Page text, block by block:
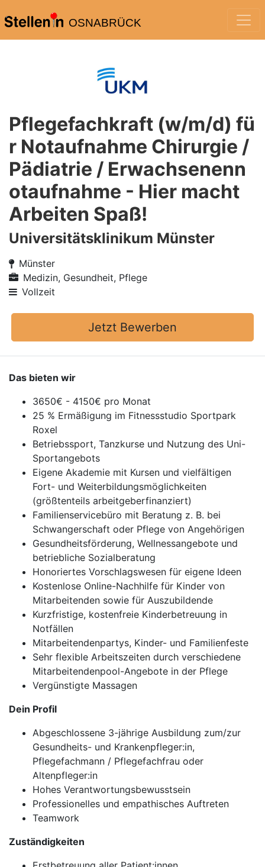
OSNABRÜCK
Pflegefachkraft (w/m/d) fü
r Notaufnahme Chirurgie /
Pädiatrie / Erwachsenenn
otaufnahme - Hier macht
Arbeiten Spaß!
Universitätsklinikum Münster
Münster
Medizin, Gesundheit, Pflege
Vollzeit
Jetzt Bewerben
Das bieten wir
3650€ - 4150€ pro Monat
25 % Ermäßigung im Fitnessstudio Sportpark
Roxel
Betriebssport, Tanzkurse und Nutzung des Uni-
Sportangebots
Eigene Akademie mit Kursen und vielfältigen
Fort- und Weiterbildungsmöglichkeiten
(größtenteils arbeitgeberfinanziert)
Familienservicebüro mit Beratung z. B. bei
Schwangerschaft oder Pflege von Angehörigen
Gesundheitsförderung, Wellnessangebote und
betriebliche Sozialberatung
Honoriertes Vorschlagswesen für eigene Ideen
Kostenlose Online-Nachhilfe für Kinder von
Mitarbeitenden sowie für Auszubildende
Kurzfristige, kostenfreie Kinderbetreuung in
Notfällen
Mitarbeitendenpartys, Kinder- und Familienfeste
Sehr flexible Arbeitszeiten durch verschiedene
Mitarbeitendenpool-Angebote in der Pflege
Vergünstigte Massagen
Dein Profil
Abgeschlossene 3-jährige Ausbildung zum/zur
Gesundheits- und Krankenpfleger:in,
Pflegefachmann / Pflegefachfrau oder
Altenpfleger:in
Hohes Verantwortungsbewusstsein
Professionelles und empathisches Auftreten
Teamwork
Zuständigkeiten